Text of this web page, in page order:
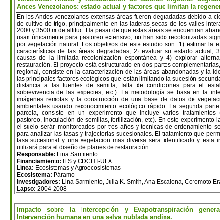
Andes Venezolanos: estado actual y factores que limitan la
En los Andes venezolanos extensas áreas fueron degradadas debido a
de cultivo de trigo, principalmente en las laderas secas de los valles
2000 y 3500 m de altitud. Ha pesar de que estas áreas se encuentran
usan únicamente para pastoreo extensivo, no han sido recolonizadas
por vegetación natural. Los objetivos de este estudio son: 1) estimar la
características de las áreas degradadas, 2) evaluar su estado actual,
causas de la limitada recolonización espontánea y 4) explorar
restauración. El proyecto está estructurado en dos partes
regional, consiste en la caracterización de las áreas abandonadas y la
las principales factores ecológicos que están limitando la sucesión
distancia a las fuentes de semilla, falta de condiciones para el
sobrevivencia de las especies, etc.). La metodología se basa en la
imágenes remotas y la construcción de una base de datos de
ambientales usando reconocimiento ecológico rápido. La segunda
parcela, consiste en un experimento que incluye varios tratamientos
pastoreo, inoculación de semillas, fertilización, etc). En este experimento
el suelo serán monitoreados por tres años y tecnicas de ordenamiento
para analizar las tasas y trajectorias sucesionales. El tratamiento que
tasa sucesional y una vegetación más diversa será identificado y esta
utilizará para el diseño de planes de restauración.
Responsable: Lina Sarmiento.
Financiamiento: IFS y CDCHT-ULA
Línea: Ecosistemas y Agroecosistemas
Ecosistema: Páramo
Investigadores: Lina Sarmiento, Julia K. Smith, Ana Escalona, Coromoto
Lapso: 2004-2008
Impacto sobre la Intercepción y Evapotranspiración
Intervención humana en una selva nublada andina.